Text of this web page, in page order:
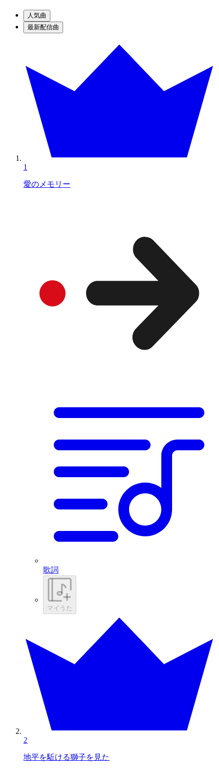
人気曲
最新配信曲
1
愛のメモリー
歌詞
マイうた
2
地平を駈ける獅子を見た